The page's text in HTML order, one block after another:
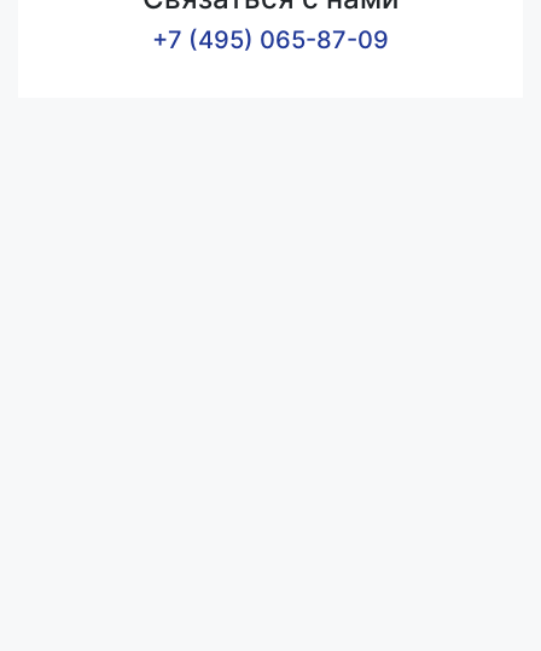
+7 (495) 065-87-09